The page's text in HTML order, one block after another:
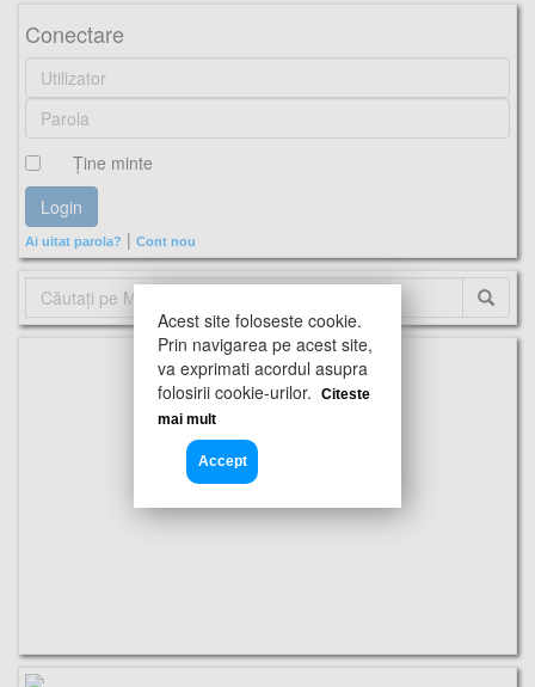
Conectare
Ţine minte
Ai uitat parola? | Cont nou
Acest site foloseste cookie.
Prin navigarea pe acest site,
va exprimati acordul asupra
folosirii cookie-urilor.
Citeste
mai mult
Accept